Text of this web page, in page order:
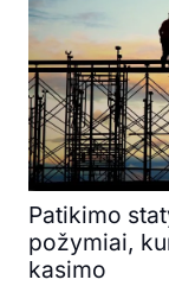
Patikimo
požymiai,
kasimo